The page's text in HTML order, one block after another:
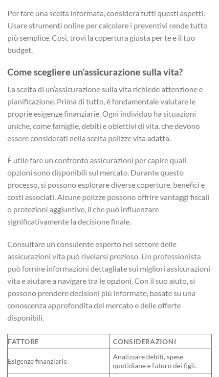
Per fare una scelta informata, considera tutti questi aspetti.
Usare strumenti online per calcolare i preventivi rende tutto
più semplice. Così, trovi la copertura giusta per te e il tuo
budget.
Come scegliere un’assicurazione sulla vita?
La scelta di un’assicurazione sulla vita richiede attenzione e
pianificazione. Prima di tutto, è fondamentale valutare le
proprie esigenze finanziarie. Ogni individuo ha situazioni
uniche, come famiglie, debiti e obiettivi di vita, che devono
essere considerati nella scelta polizze vita adatta.
È utile fare un confronto assicurazioni per capire quali
opzioni sono disponibili sul mercato. Durante questo
processo, si possono esplorare diverse coperture, benefici e
costi associati. Alcune polizze possono offrire vantaggi fiscali
o protezioni aggiuntive, il che può influenzare
significativamente la decisione finale.
Consultare un consulente esperto nel settore delle
assicurazioni vita può rivelarsi prezioso. Un professionista
può fornire informazioni dettagliate sui migliori assicurazioni
vita e aiutare a navigare tra le opzioni. Con il suo aiuto, si
possono prendere decisioni più informate, basate su una
conoscenza approfondita del mercato e delle offerte
disponibili.
FATTORE CONSIDERAZIONI
Esigenze finanziarie
Analizzare debiti, spese
quotidiane e futuro dei figli.